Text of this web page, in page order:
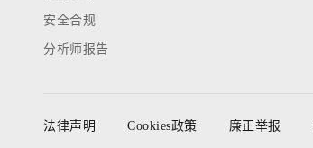
安全合规
分析师报告
法律声明 Cookies政策 廉正举报